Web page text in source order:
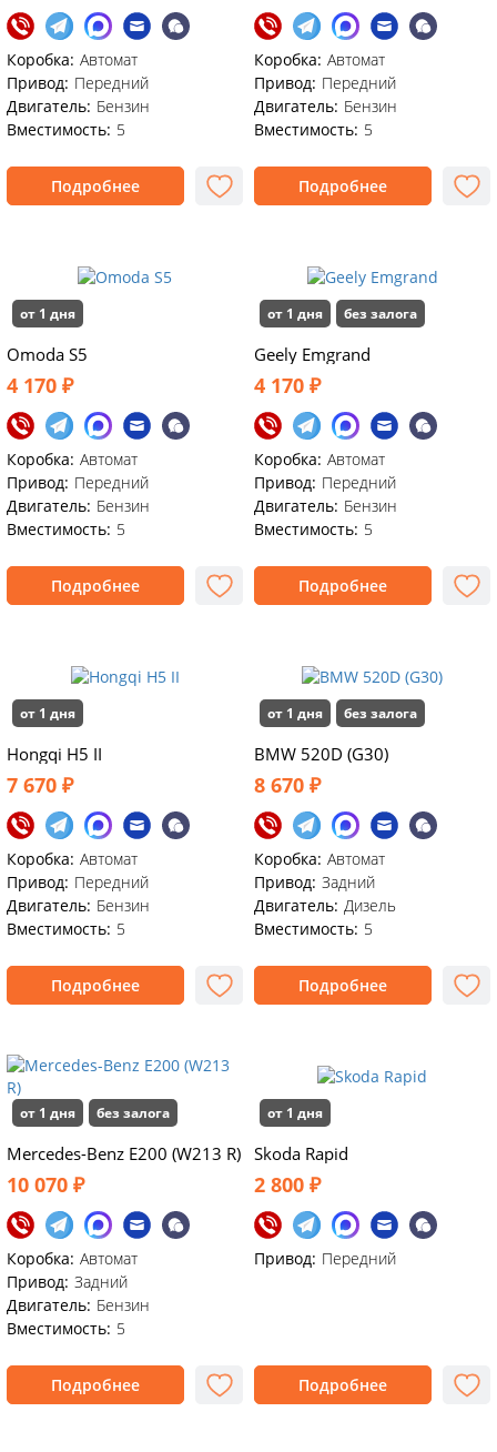
Коробка: Автомат
Привод: Передний
Двигатель: Бензин
Вместимость: 5
Подробнее
Коробка: Автомат
Привод: Передний
Двигатель: Бензин
Вместимость: 5
Подробнее
от 1 дня
Omoda S5
4 170 ₽
Коробка: Автомат
Привод: Передний
Двигатель: Бензин
Вместимость: 5
Подробнее
от 1 дня без залога
Geely Emgrand
4 170 ₽
Коробка: Автомат
Привод: Передний
Двигатель: Бензин
Вместимость: 5
Подробнее
от 1 дня
Hongqi H5 II
7 670 ₽
Коробка: Автомат
Привод: Передний
Двигатель: Бензин
Вместимость: 5
Подробнее
от 1 дня без залога
BMW 520D (G30)
8 670 ₽
Коробка: Автомат
Привод: Задний
Двигатель: Дизель
Вместимость: 5
Подробнее
от 1 дня без залога
Mercedes-Benz E200 (W213 R)
10 070 ₽
Коробка: Автомат
Привод: Задний
Двигатель: Бензин
Вместимость: 5
Подробнее
от 1 дня
Skoda Rapid
2 800 ₽
Привод: Передний
Подробнее